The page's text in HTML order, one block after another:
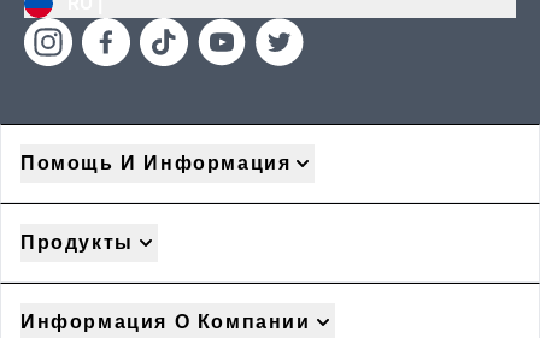
Помощь И Информация
Продукты
Информация О Компании